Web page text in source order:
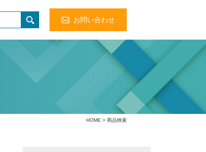
お問い合わせ
HOME > 商品検索